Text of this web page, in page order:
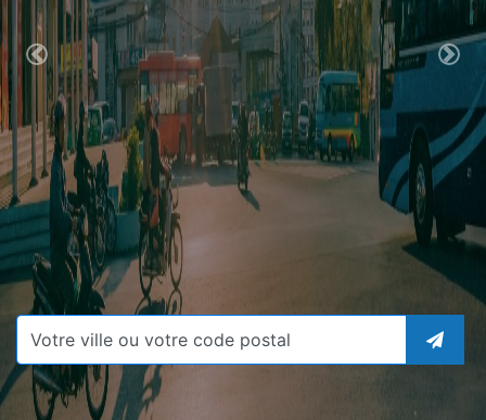
Previous Next